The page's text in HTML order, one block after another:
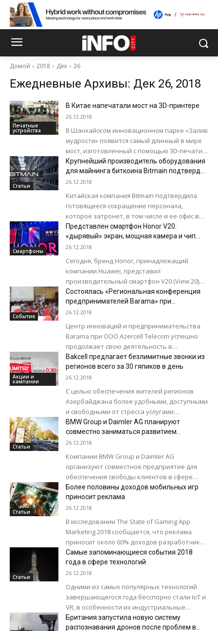
Домой 2018 Дек 26
Ежедневные Архивы: Дек 26, 2018
Печатные
устройства
В Китае напечатали мост на 3D-принтере
26.12.2018
В Шанхайском инновационном парке «Залив
мудрости» появится самый длинный в мире
мост, изготовленный с помощью 3D-печати.
Его длина составляет 15,25 м, ширина - 3,8...
Статьи
Крупнейший производитель оборудования
для майнинга биткоина Bitmain подтвердил
сокращение персонала
26.12.2018
Китайская компания Bitmain подтвердила
готовящееся сокращение персонала,
которое затронет, в том числе и ее офис в
Пекине, сообщает CoinDesk. «Продолжая
выстраивать долгосрочный, устойчивый и
масштабируемый...
Смартфоны
Представлен смартфон Honor V20:
«дырявый» экран, мощная камера и чип
Kirin 980
26.12.2018
Сегодня, бренд Honor, принадлежащий
компании Huawei, представил
производительный смартфон V20 (View 20)
под управлением операционной системы
Android 9.0 Pie с фирменной оболочкой EMUI
9. Смартфон...
События
Состоялась «Региональная конференция
предпринимателей Barama» при
поддержке Azercell
26.12.2018
Центр инноваций и предпринимательства
Barama при ООО Azercell Telecom успешно
продолжает свою деятельность в
направлении развития
предпринимательства и создания успешной
бизнес-среды в нашей стране....
Акции и
кампании
Bakcell предлагает безлимитные звонки из
регионов всего за 30 гяпиков в день
26.12.2018
С целью обеспечения жителей регионов
Азербайджана более удобными, доступными
и свободными от стресса услугами
мобильной связи, компания Bakcell решила
создать для них эксклюзивный пакет,...
Статьи
BMW Group и Daimler AG планируют
совместно заниматься развитием
мобильности в городах
26.12.2018
Компании BMW Group и Daimler AG
организуют совместное предприятие для
обеспечения свободы клиентов в сфере
городской мобильности. В соответствии с
этим видением будет создано...
Статьи
Более половины доходов мобильных игр
приносит реклама
26.12.2018
В исследовании The State of Gaming App
Marketing 2018 сообщается, что реклама
приносит около 60% доходов разработчикам
в жанре гипер-казуальных мобильных игр
(очень простые...
Статьи
Самые запоминающиеся события 2018
года в сфере технологий
26.12.2018
Одними из самых популярных технологий
завершающегося года бесспорно стали IoT и
VR, в особенности их индустриальные
сегменты - IIoT и Industrial VR. Также в...
Британия запустила новую систему
распознавания дронов после проблем в